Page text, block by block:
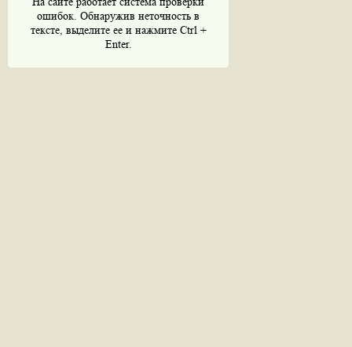
ошибок. Обнаружив неточность в
тексте, выделите ее и нажмите Ctrl +
Enter.